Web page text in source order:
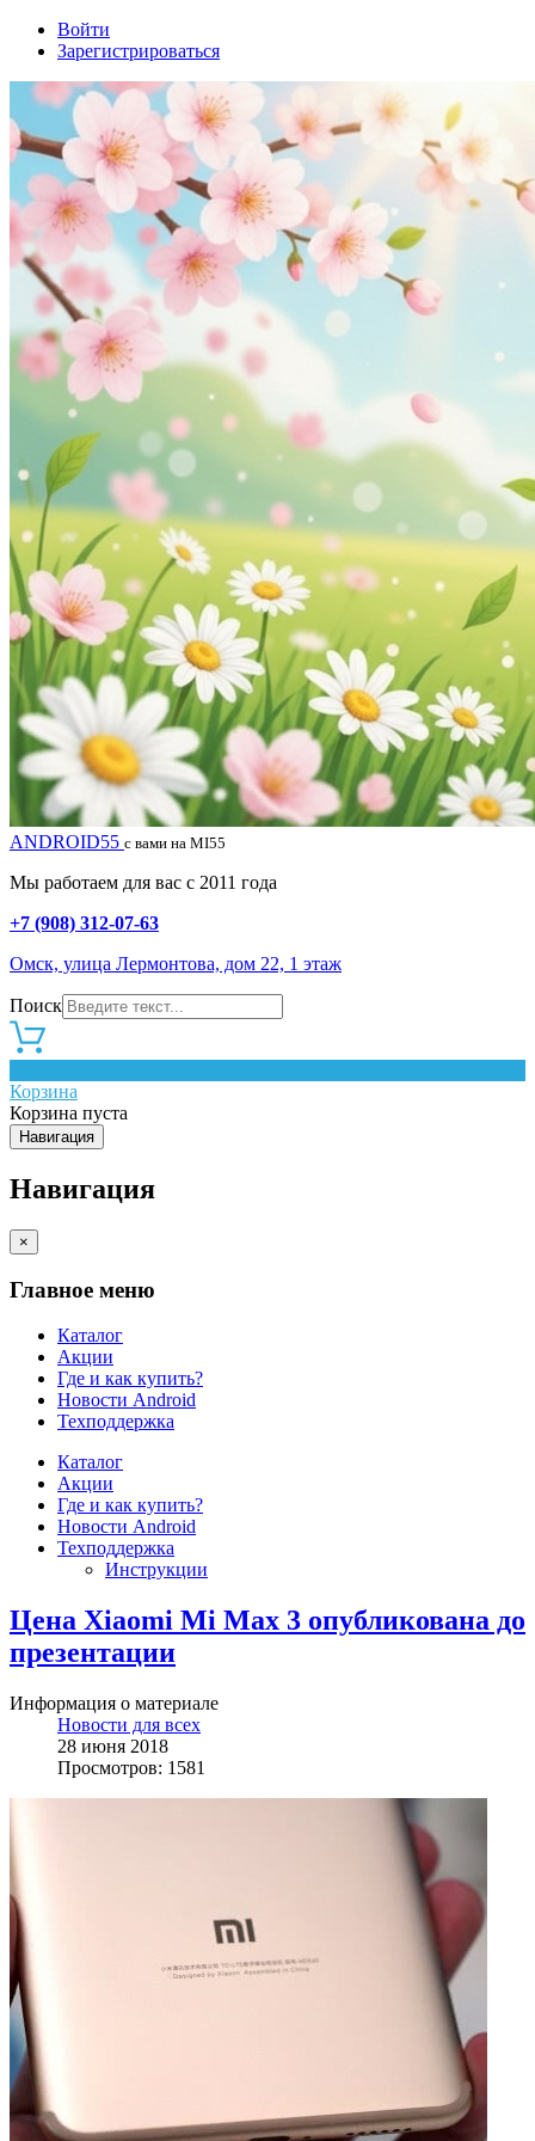
Войти
Зарегистрироваться
ANDROID55 с вами на MI55
Мы работаем для вас с 2011 года
+7 (908) 312-07-63
Омск, улица Лермонтова, дом 22, 1 этаж
Поиск
Корзина
Корзина пуста
Навигация
Навигация
×
Главное меню
Каталог
Акции
Где и как купить?
Новости Android
Техподдержка
Каталог
Акции
Где и как купить?
Новости Android
Техподдержка
Инструкции
Цена Xiaomi Mi Max 3 опубликована до
презентации
Информация о материале
Новости для всех
28 июня 2018
Просмотров: 1581